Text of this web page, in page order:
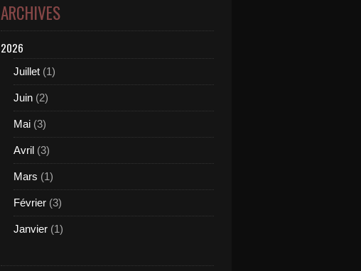
ARCHIVES
2026
Juillet (1)
Juin (2)
Mai (3)
Avril (3)
Mars (1)
Février (3)
Janvier (1)